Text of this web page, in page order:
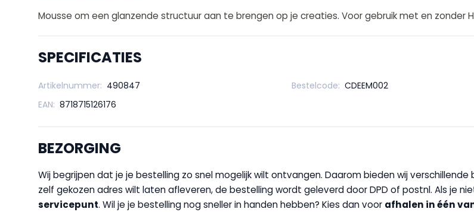
Mousse om een glanzende structuur aan te brengen op je creaties. Voor gebruik met en zonder
SPECIFICATIES
Artikelnummer: 490847 Bestelcode: CDEEM002
EAN: 8718715126176
BEZORGING
Wij begrijpen dat je je bestelling zo snel mogelijk wilt ontvangen. Daarom bieden wij verschillende
zelf gekozen adres wilt laten afleveren, de bestelling wordt geleverd door DPD of postnl. Als je
servicepunt. Wil je je bestelling nog sneller in handen hebben? Kies dan voor afhalen in één